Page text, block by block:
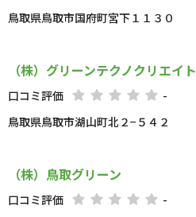
鳥取県鳥取市国府町宮下１１３０
（株）グリーンテクノクリエイト
口コミ評価
-
鳥取県鳥取市湖山町北２−５４２
（株）鳥取グリーン
口コミ評価
-